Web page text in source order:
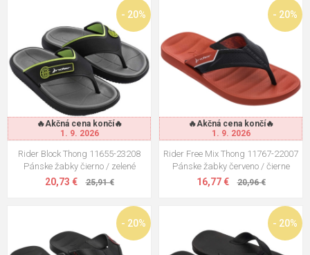
🔥Akčná cena končí🔥
1. 9. 2026
- 20%
Rider Block Thong 11655-23208
Pánske žabky čierno / zelené
20,73 € 25,91 €
🔥Akčná cena končí🔥
1. 9. 2026
- 20%
Rider Free Mix Thong 11767-22007
Pánske žabky červeno / čierne
16,77 € 20,96 €
- 20% - 20%